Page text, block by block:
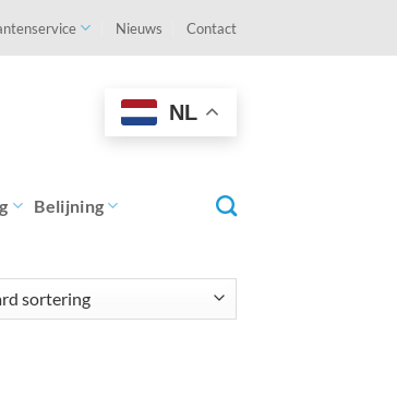
Nieuws Contact
NL
Belijning